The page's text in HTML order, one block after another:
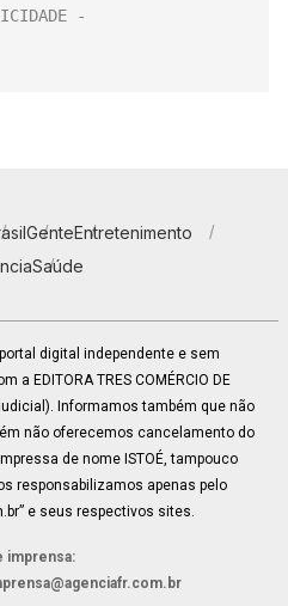
GenteEntretenimento
Saúde
portal digital independente e sem
EDITORA TRES COMÉRCIO DE
judicial). Informamos também que não
não oferecemos cancelamento do
de nome ISTOÉ, tampouco
responsabilizamos apenas pelo
e seus respectivos sites.
imprensa: